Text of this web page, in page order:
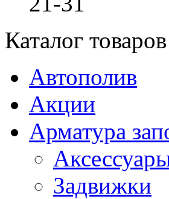
Каталог товаров
Автополив
Акции
Арматура
Задвижки